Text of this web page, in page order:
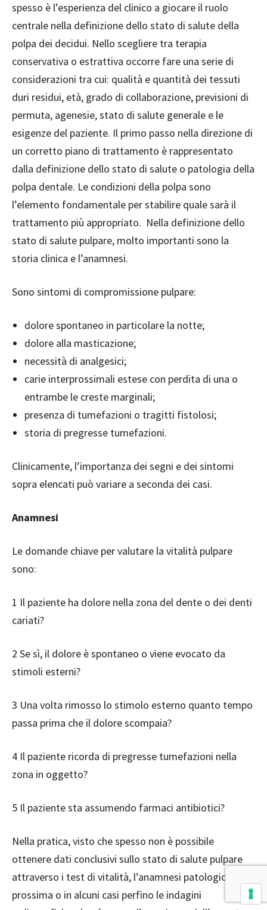
spesso è l’esperienza del clinico a giocare il ruolo
centrale nella definizione dello stato di salute della
polpa dei decidui. Nello scegliere tra terapia
conservativa o estrattiva occorre fare una serie di
considerazioni tra cui: qualità e quantità dei tessuti
duri residui, età, grado di collaborazione, previsioni di
permuta, agenesie, stato di salute generale e le
esigenze del paziente. Il primo passo nella direzione di
un corretto piano di trattamento è rappresentato
dalla definizione dello stato di salute o patologia della
polpa dentale. Le condizioni della polpa sono
l’elemento fondamentale per stabilire quale sarà il
trattamento più appropriato. Nella definizione dello
stato di salute pulpare, molto importanti sono la
storia clinica e l’anamnesi.
Sono sintomi di compromissione pulpare:
dolore spontaneo in particolare la notte;
dolore alla masticazione;
necessità di analgesici;
carie interprossimali estese con perdita di una o
entrambe le creste marginali;
presenza di tumefazioni o tragitti fistolosi;
storia di pregresse tumefazioni.
Clinicamente, l’importanza dei segni e dei sintomi
sopra elencati può variare a seconda dei casi.
Anamnesi
Le domande chiave per valutare la vitalità pulpare
sono:
1 Il paziente ha dolore nella zona del dente o dei denti
cariati?
2 Se sì, il dolore è spontaneo o viene evocato da
stimoli esterni?
3 Una volta rimosso lo stimolo esterno quanto tempo
passa prima che il dolore scompaia?
4 Il paziente ricorda di pregresse tumefazioni nella
zona in oggetto?
5 Il paziente sta assumendo farmaci antibiotici?
Nella pratica, visto che spesso non è possibile
ottenere dati conclusivi sullo stato di salute pulpare
attraverso i test di vitalità, l’anamnesi patologica
prossima o in alcuni casi perfino le indagini